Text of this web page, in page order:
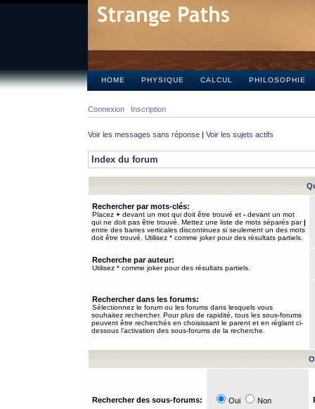
HOME PHYSIQUE CALCUL PHILOSOPHIE
Connexion Inscription
Voir les messages sans réponse | Voir les sujets actifs
Index du forum
Rechercher par mots-clés:
Placez + devant un mot qui doit être trouvé et - devant un mot
qui ne doit pas être trouvé. Mettez une liste de mots séparés par|
entre des barres verticales discontinues si seulement un des mots
doit être trouvé. Utilisez * comme joker pour des résultats partiels.
Recherche par auteur:
Utilisez * comme joker pour des résultats partiels.
Rechercher dans les forums:
Sélectionnez le forum ou les forums dans lesquels vous
souhaitez rechercher. Pour plus de rapidité, tous les sous-forums
peuvent être recherchés en choisissant le parent et en réglant ci-
dessous l’activation des sous-forums de la recherche.
Rechercher des sous-forums: Oui Non